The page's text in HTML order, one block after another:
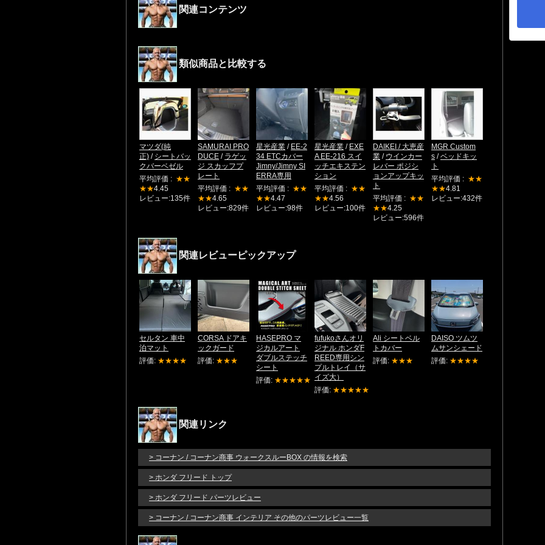
関連コンテンツ
類似商品と比較する
マツダ(純
正) / シートバッ
クバーベゼル
平均評価 : ★★
★★4.45
レビュー:135件
SAMURAI PRO
DUCE / ラゲッ
ジ スカッフプ
レート
平均評価 : ★★
★★4.65
レビュー:829件
星光産業 / EE-2
34 ETCカバー
Jimny/Jimny SI
ERRA専用
平均評価 : ★★
★★4.47
レビュー:98件
星光産業 / EXE
A EE-216 スイ
ッチエキステン
ション
平均評価 : ★★
★★4.56
レビュー:100件
DAIKEI / 大恵産
業 / ウインカー
レバー ポジシ
ョンアップキッ
ト
平均評価 : ★★
★★4.25
レビュー:596件
MGR Custom
s /ベッドキッ
ト
平均評価 : ★★
★★4.81
レビュー:432件
関連レビューピックアップ
セルタン 車中
泊マット
評価: ★★★★
CORSA ドアキ
ックガード
評価: ★★★
HASEPRO マ
ジカルアート
ダブルステッチ
シート
評価: ★★★★★
fufukoさんオリ
ジナル ホンダF
REED専用シン
プルトレイ（サ
イズ大）
評価: ★★★★★
Ali シートベル
トカバー
評価: ★★★
DAISO ツムツ
ムサンシェード
評価: ★★★★
関連リンク
> コーナン / コーナン商事 ウォークスルーBOX の情報を検索
> ホンダ フリード トップ
> ホンダ フリード パーツレビュー
> コーナン / コーナン商事 インテリア その他のパーツレビュー一覧